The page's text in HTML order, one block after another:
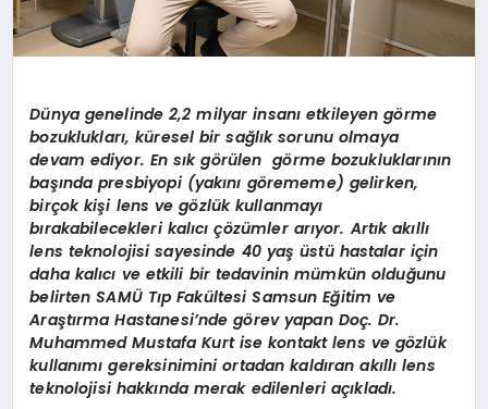
Dünya genelinde 2,2 milyar insanı etkileyen görme
bozuklukları, küresel bir sağlık sorunu olmaya
devam ediyor. En sık görülen görme bozukluklarının
başında presbiyopi (yakını görememe) gelirken,
birçok kişi lens ve gözlük kullanmayı
bırakabilecekleri kalıcı çözümler arıyor. Artık akıllı
lens teknolojisi sayesinde 40 yaş üstü hastalar için
daha kalıcı ve etkili bir tedavinin mümkün olduğunu
belirten SAMÜ Tıp Fakültesi Samsun Eğitim ve
Araştırma Hastanesi’nde görev yapan Doç. Dr.
Muhammed Mustafa Kurt ise kontakt lens ve gözlük
kullanımı gereksinimini ortadan kaldıran akıllı lens
teknolojisi hakkında merak edilenleri açıkladı.